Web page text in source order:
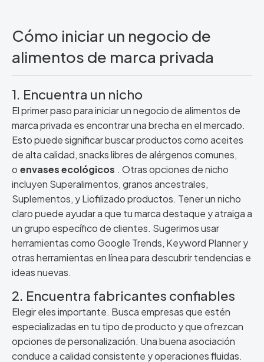
Cómo iniciar un negocio de
alimentos de marca privada
1. Encuentra un nicho
El primer paso para iniciar un negocio de alimentos de
marca privada es encontrar una brecha en el mercado.
Esto puede significar buscar productos como aceites
de alta calidad, snacks libres de alérgenos comunes,
o envases ecológicos . Otras opciones de nicho
incluyen Superalimentos, granos ancestrales,
Suplementos, y Liofilizado productos. Tener un nicho
claro puede ayudar a que tu marca destaque y atraiga a
un grupo específico de clientes. Sugerimos usar
herramientas como Google Trends, Keyword Planner y
otras herramientas en línea para descubrir tendencias e
ideas nuevas.
2. Encuentra fabricantes confiables
Elegir eles importante. Busca empresas que estén
especializadas en tu tipo de producto y que ofrezcan
opciones de personalización. Una buena asociación
conduce a calidad consistente y operaciones fluidas.